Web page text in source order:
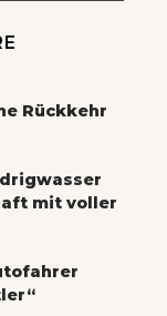
Rückkehr
mit voller